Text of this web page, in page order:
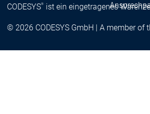
CODESYS®ist ein eingetragenes
© 2026 CODESYS GmbH | A member of